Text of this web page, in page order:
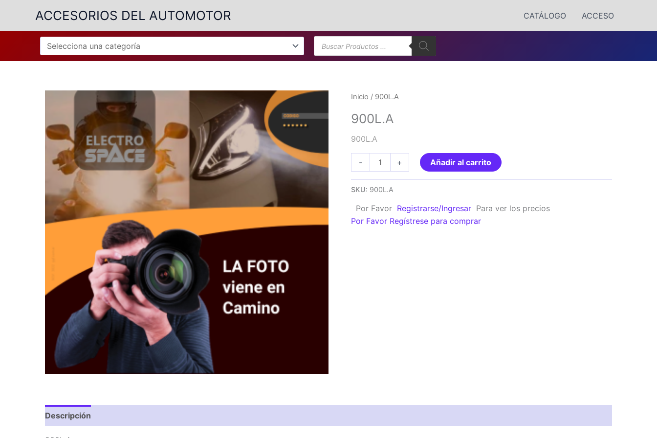
contenido
ACCESORIOS DEL AUTOMOTOR CATÁLOGO ACCESO
Búsqueda
de
productos
Inicio / 900L.A
900L.A
900L.A
-
cantidad
+ Añadir al carrito
SKU: 900L.A
Por Favor Registrarse/Ingresar Para ver los precios
Por Favor Regístrese para comprar
Descripción